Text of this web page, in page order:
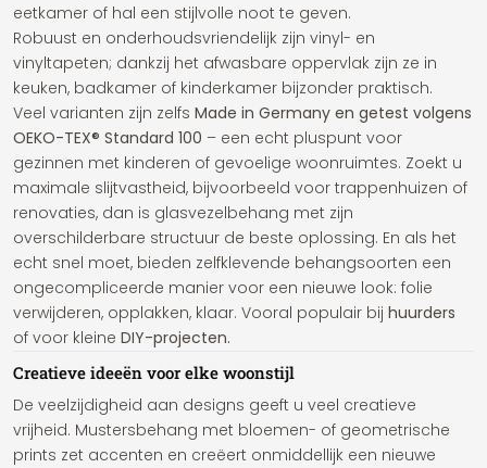
eetkamer of hal een stijlvolle noot te geven.
Robuust en onderhoudsvriendelijk zijn vinyl- en
vinyltapeten; dankzij het afwasbare oppervlak zijn ze in
keuken, badkamer of kinderkamer bijzonder praktisch.
Veel varianten zijn zelfs Made in Germany en getest volgens
OEKO-TEX® Standard 100 – een echt pluspunt voor
gezinnen met kinderen of gevoelige woonruimtes. Zoekt u
maximale slijtvastheid, bijvoorbeeld voor trappenhuizen of
renovaties, dan is glasvezelbehang met zijn
overschilderbare structuur de beste oplossing. En als het
echt snel moet, bieden zelfklevende behangsoorten een
ongecompliceerde manier voor een nieuwe look: folie
verwijderen, opplakken, klaar. Vooral populair bij huurders
of voor kleine DIY-projecten.
Creatieve ideeën voor elke woonstijl
De veelzijdigheid aan designs geeft u veel creatieve
vrijheid. Mustersbehang met bloemen- of geometrische
prints zet accenten en creëert onmiddellijk een nieuwe